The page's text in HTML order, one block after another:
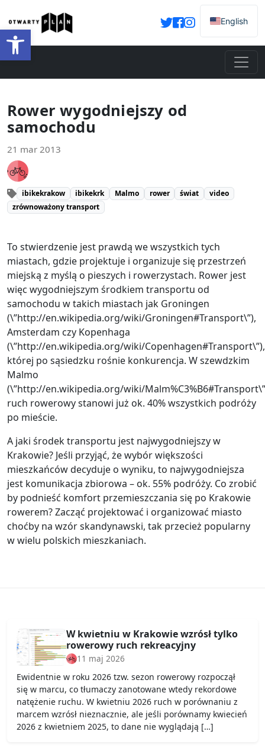
Otwórz pasek narzędzi
English
Rower wygodniejszy od
samochodu
21 mar 2013
ibikekrakow ibikekrk Malmo rower świat
video
zrównoważony transport
To stwierdzenie jest prawdą we wszystkich tych
miastach, gdzie projektuje i organizuje się przestrzeń
miejską z myślą o pieszych i rowerzystach. Rower jest
więc wygodniejszym środkiem transportu od
samochodu w takich miastach jak Groningen
(\”http://en.wikipedia.org/wiki/Groningen#Transport\”),
Amsterdam czy Kopenhaga
(\”http://en.wikipedia.org/wiki/Copenhagen#Transport\”),
której po sąsiedzku rośnie konkurencja. W szewdzkim
Malmo
(\”http://en.wikipedia.org/wiki/
ruch rowerowy stanowi już ok. 40% wszystkich podróży
po mieście.
A jaki środek transportu jest najwygodniejszy w
Krakowie? Jeśli przyjąć, że wybór większości
mieszkańców decyduje o wyniku, to najwygodniejsza
jest komunikacja zbiorowa – ok. 55% podróży. Co zrobić
by podnieść komfort przemieszczania się po Krakowie
rowerem? Zacząć projektować i organizować miasto
choćby na wzór skandynawski, tak przecież popularny
w wielu polskich mieszkaniach.
W kwietniu w Krakowie wzrósł tylko
rowerowy ruch rekreacyjny
11 maj 2026
Ewidentnie w roku 2026 tzw. sezon rowerowy rozpoczął
się w marcu, co tłumaczy zanotowane wtedy rekordowe
natężenie ruchu. W kwietniu 2026 ruch w porównaniu z
marcem wzrósł nieznacznie, ale jeśli porównamy kwiecień
2026 z kwietniem 2025, to dane nie wyglądają […]